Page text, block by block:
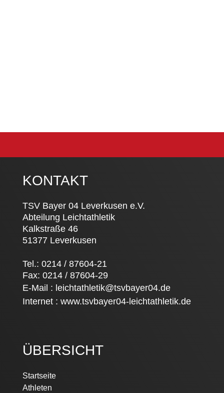
KONTAKT
TSV Bayer 04 Leverkusen e.V.
Abteilung Leichtathletik
Kalkstraße 46
51377 Leverkusen
Tel.: 0214 / 87604-21
Fax: 0214 / 87604-29
E-Mail : leichtathletik@tsvbayer04.de
Internet : www.tsvbayer04-leichtathletik.de
ÜBERSICHT
Navigation
überspringen
Startseite
Athleten